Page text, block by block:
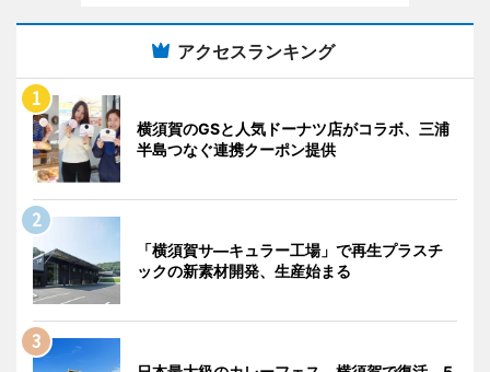
アクセスランキング
横須賀のGSと人気ドーナツ店がコラボ、三浦
半島つなぐ連携クーポン提供
「横須賀サ―キュラー工場」で再生プラスチ
ックの新素材開発、生産始まる